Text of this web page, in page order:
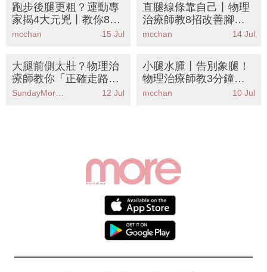
跑步後腿更粗？運動專
家揭4大元兇丨教你8個
正確拉筋動作+補水時
mcchan 15 Jul
直腿線條靠自己丨物理
治療師教8招改善腳踝
活動度 告別蘿蔔腿假胯
mcchan 14 Jul
大腿前側太壯？物理治
療師教你「正確走路」
丨6個動作KO假性粗腿
12 Jul
小腿水腫丨告別象腿！
物理治療師教3分鐘睡
前消腫運動 附5款去水
mcchan 10 Jul